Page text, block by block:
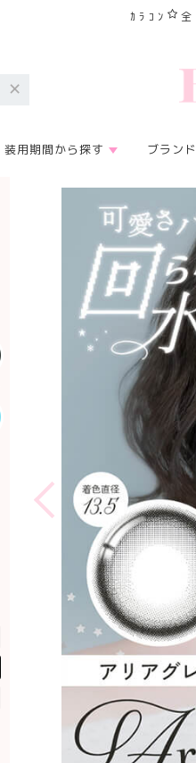
ｶﾗｺﾝ
装用期間から探す ブラン